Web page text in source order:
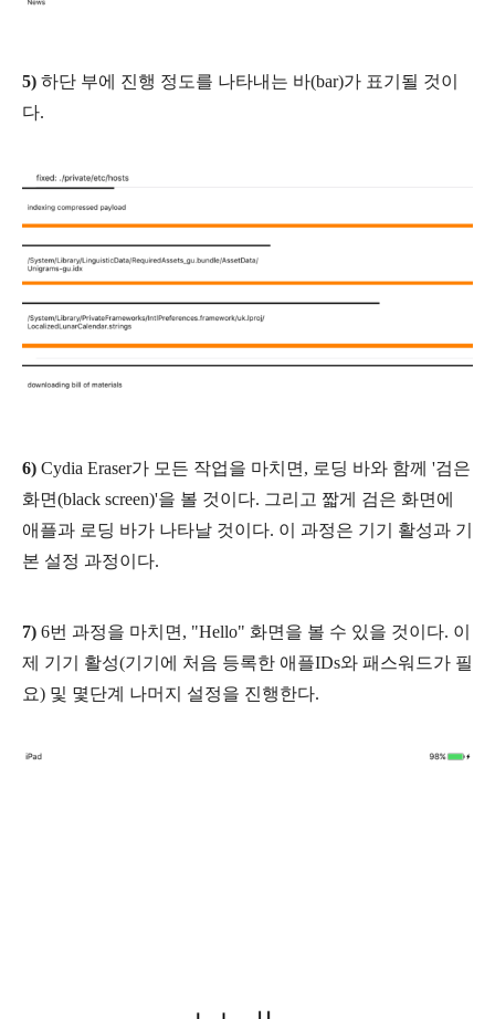
5) 하단 부에 진행 정도를 나타내는 바(bar)가 표기될 것이
다.
6) Cydia Eraser가 모든 작업을 마치면, 로딩 바와 함께 '검은
화면(black screen)'을 볼 것이다. 그리고 짧게 검은 화면에
애플과 로딩 바가 나타날 것이다. 이 과정은 기기 활성과 기
본 설정 과정이다.
7) 6번 과정을 마치면, "Hello" 화면을 볼 수 있을 것이다. 이
제 기기 활성(기기에 처음 등록한 애플IDs와 패스워드가 필
요) 및 몇단계 나머지 설정을 진행한다.